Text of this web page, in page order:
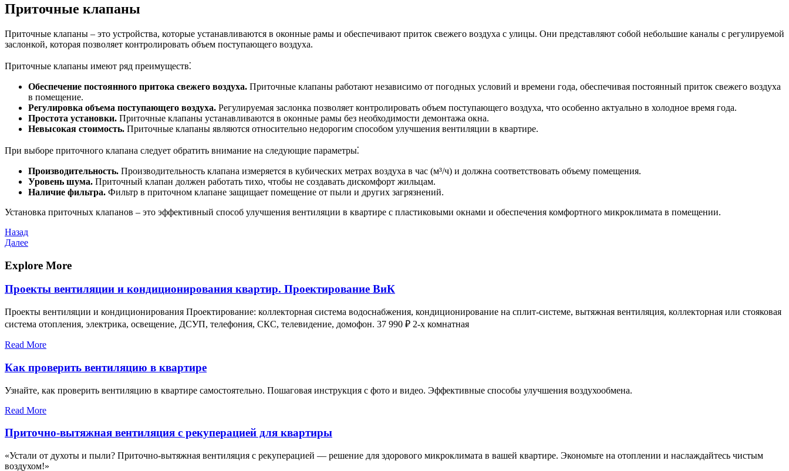
Приточные клапаны
Приточные клапаны – это устройства, которые устанавливаются в оконные рамы и обеспечивают приток свежего воздуха с улицы. Они представляют собой небольшие каналы с регулируемой
заслонкой, которая позволяет контролировать объем поступающего воздуха.
Приточные клапаны имеют ряд преимуществ⁚
Обеспечение постоянного притока свежего воздуха. Приточные клапаны работают независимо от погодных условий и времени года, обеспечивая постоянный приток свежего воздуха
в помещение.
Регулировка объема поступающего воздуха. Регулируемая заслонка позволяет контролировать объем поступающего воздуха, что особенно актуально в холодное время года.
Простота установки. Приточные клапаны устанавливаются в оконные рамы без необходимости демонтажа окна.
Невысокая стоимость. Приточные клапаны являются относительно недорогим способом улучшения вентиляции в квартире.
При выборе приточного клапана следует обратить внимание на следующие параметры⁚
Производительность. Производительность клапана измеряется в кубических метрах воздуха в час (м³/ч) и должна соответствовать объему помещения.
Уровень шума. Приточный клапан должен работать тихо, чтобы не создавать дискомфорт жильцам.
Наличие фильтра. Фильтр в приточном клапане защищает помещение от пыли и других загрязнений.
Установка приточных клапанов – это эффективный способ улучшения вентиляции в квартире с пластиковыми окнами и обеспечения комфортного микроклимата в помещении.
Навигация
по
записям
Предыдущая
запись
Назад
Следующая
Далее
Explore More
Проекты вентиляции и кондиционирования квартир. Проектирование ВиК
Проекты вентиляции и кондиционирования Проектирование: коллекторная система водоснабжения, кондиционирование на сплит-системе, вытяжная вентиляция, коллекторная или стояковая
система отопления, электрика, освещение, ДСУП, телефония, СКС, телевидение, домофон. 37 990 ₽ 2-х комнатная
Read More
Как проверить вентиляцию в квартире
Узнайте, как проверить вентиляцию в квартире самостоятельно. Пошаговая инструкция с фото и видео. Эффективные способы улучшения воздухообмена.
Read More
Приточно-вытяжная вентиляция с рекуперацией для квартиры
«Устали от духоты и пыли? Приточно-вытяжная вентиляция с рекуперацией — решение для здорового микроклимата в вашей квартире. Экономьте на отоплении и наслаждайтесь чистым
воздухом!»